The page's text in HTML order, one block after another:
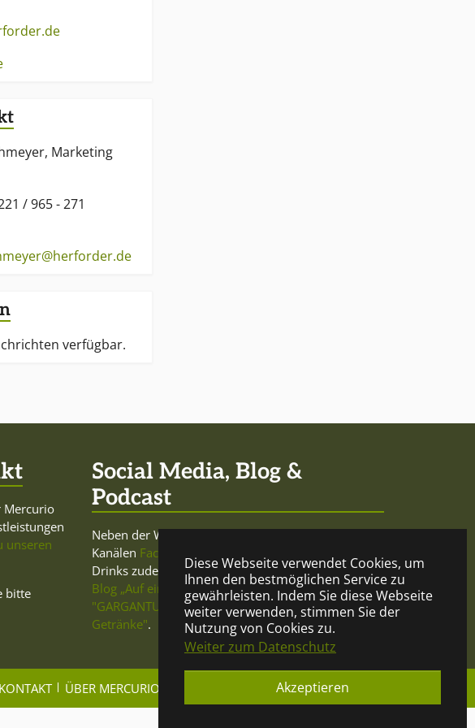
Diese Webseite verwendet Cookies, um
Ihnen den bestmöglichen Service zu
gewährleisten. Indem Sie diese Webseite
weiter verwenden, stimmen Sie der
Nutzung von Cookies zu.
Weiter zum Datenschutz
Akzeptieren
Marketing
/ 965 - 271
verfügbar.
Mercurio
unseren
bitte
Social Media, Blog &
Podcast
Neben der Website sowie den Social-Media-
Kanälen Facebook
Drinks zudem den trink- und meinungsfreudigen
Blog „Auf ein Glas"und beteiligt sich amPodcast
"GARGANTUA - Gespräche über Geist und
Getränke".
KONTAKT ÜBER MERCURIO DRINKS IMPRESSUM DATENSCHUTZ